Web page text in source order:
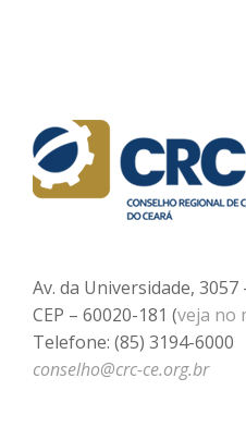
Av. da Universidade, 3057
CEP – 60020-181 (veja no
Telefone: (85) 3194-6000
conselho@crc-ce.org.br